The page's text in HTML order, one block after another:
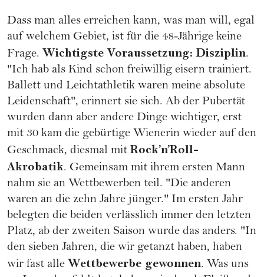
Dass man alles erreichen kann, was man will, egal
auf welchem Gebiet, ist für die 48-Jährige keine
Frage. Wichtigste Voraussetzung: Disziplin.
"Ich hab als Kind schon freiwillig eisern trainiert.
Ballett und Leichtathletik waren meine absolute
Leidenschaft", erinnert sie sich. Ab der Pubertät
wurden dann aber andere Dinge wichtiger, erst
mit 30 kam die gebürtige Wienerin wieder auf den
Geschmack, diesmal mit Rock’n’Roll-
Akrobatik. Gemeinsam mit ihrem ersten Mann
nahm sie an Wettbewerben teil. "Die anderen
waren an die zehn Jahre jünger." Im ersten Jahr
belegten die beiden verlässlich immer den letzten
Platz, ab der zweiten Saison wurde das anders. "In
den sieben Jahren, die wir getanzt haben, haben
wir fast alle Wettbewerbe gewonnen. Was uns